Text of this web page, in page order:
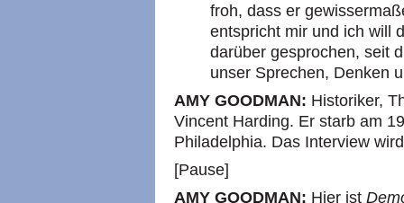
froh, dass er
entspricht mir und ich will
darüber gesprochen, seit
unser Sprechen, Denken
AMY GOODMAN: Historiker,
Vincent Harding. Er starb am
Philadelphia. Das Interview
[Pause]
AMY GOODMAN: Hier ist